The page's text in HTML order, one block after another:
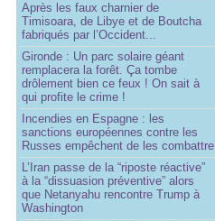
Après les faux charnier de
Timisoara, de Libye et de Boutcha
fabriqués par l’Occident...
Gironde : Un parc solaire géant
remplacera la forêt. Ça tombe
drôlement bien ce feux ! On sait à
qui profite le crime !
Incendies en Espagne : les
sanctions européennes contre les
Russes empêchent de les combattre
L’Iran passe de la “riposte réactive”
à la “dissuasion préventive” alors
que Netanyahu rencontre Trump à
Washington